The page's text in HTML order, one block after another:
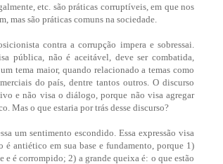
etc. são práticas corruptíveis, em que nos
mas são práticas comuns na sociedade.
contra a corrupção impera e sobressai.
pública, não é aceitável, deve ser combatida,
tema maior, quando relacionado a temas como
do país, dentre tantos outros. O discurso
e não visa o diálogo, porque não visa agregar
Mas o que estaria por trás desse discurso?
um sentimento escondido. Essa expressão visa
é antiético em sua base e fundamento, porque 1)
é corrompido; 2) a grande queixa é: o que estão